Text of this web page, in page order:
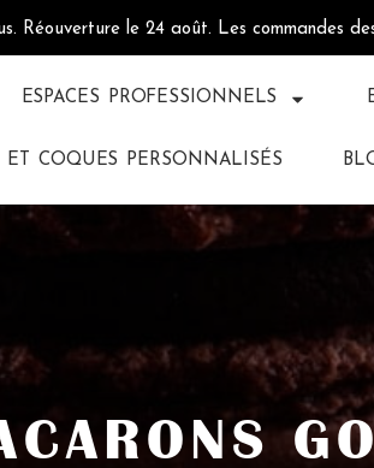
Réouverture le 24 août. Les commandes
ESPACES PROFESSIONNELS
ET COQUES PERSONNALISÉS